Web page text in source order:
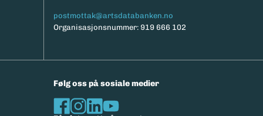
postmottak@artsdatabanken.no
Organisasjonsnummer: 919 666 102
Følg oss på sosiale medier